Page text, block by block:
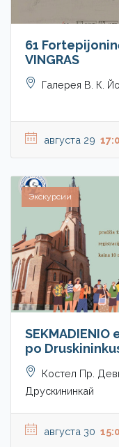
61
VINGRAS
Галерея В. К.
августа 29
Экскурсии
po
Костел Пр.
Друскининкай
августа 30